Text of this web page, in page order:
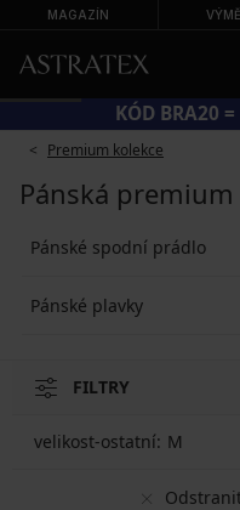
MAGAZÍN
KÓD BRA20
Premium kolekce
Pánská
Pánské spodní prádlo
Pánské plavky
FILTRY
velikost-ostatní: M